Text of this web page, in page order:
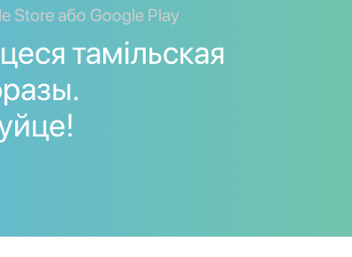
Store або Google Play
тамільская